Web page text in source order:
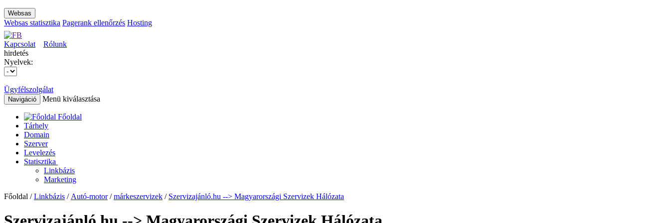
Websas
Websas statisztika Pagerank ellenőrzés Hosting
Kapcsolat
Rólunk
hirdetés
Nyelvek:
Ügyfélszolgálat
Navigáció Menü kiválasztása
Főoldal
Tárhely
Domain
Szerver
Levelezés
Statisztika
Linkbázis
Marketing
Főoldal /Linkbázis / Autó-motor/márkeszervizek / Szervizajánló.hu --> Magyarországi Szervizek Hálózata